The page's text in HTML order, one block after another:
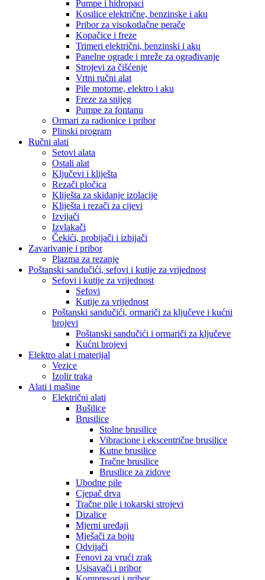
Pumpe i hidropaci
Kosilice električne, benzinske i aku
Pribor za visokotlačne perače
Kopačice i freze
Trimeri električni, benzinski i aku
Panelne ograde i mreže za ograđivanje
Strojevi za čišćenje
Vrtni ručni alat
Pile motorne, elektro i aku
Freze za snijeg
Pumpe za fontanu
Ormari za radionice i pribor
Plinski program
Ručni alati
Setovi alata
Ostali alat
Ključevi i kliješta
Rezači pločica
Kliješta za skidanje izolacije
Kliješta i rezači za cijevi
Izvijači
Izvlakači
Čekići, probijači i izbijači
Zavarivanje i pribor
Plazma za rezanje
Poštanski sandučići, sefovi i kutije za vrijednost
Sefovi i kutije za vrijednost
Sefovi
Kutije za vrijednost
Poštanski sandučići, ormariči za ključeve i kućni
brojevi
Poštanski sandučići i ormariči za ključeve
Kućni brojevi
Elektro alat i materijal
Vezice
Izolir traka
Alati i mašine
Električni alati
Bušilice
Brusilice
Stolne brusilice
Vibracione i ekscentrične brusilice
Kutne brusilice
Tračne brusilice
Brusilice za zidove
Ubodne pile
Cjepač drva
Tračne pile i tokarski strojevi
Dizalice
Mjerni uređaji
Mješači za boju
Odvijači
Fenovi za vrući zrak
Usisavači i pribor